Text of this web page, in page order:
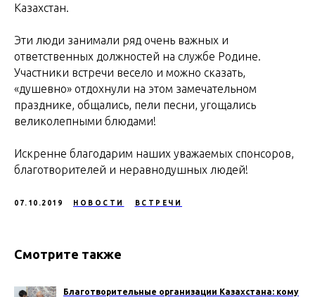
Казахстан.
Эти люди занимали ряд очень важных и
ответственных должностей на службе Родине.
Участники встречи весело и можно сказать,
«душевно» отдохнули на этом замечательном
празднике, общались, пели песни, угощались
великолепными блюдами!
Искренне благодарим наших уважаемых спонсоров,
благотворителей и неравнодушных людей!
07.10.2019 НОВОСТИ ВСТРЕЧИ
Смотрите также
Благотворительные организации Казахстана: кому